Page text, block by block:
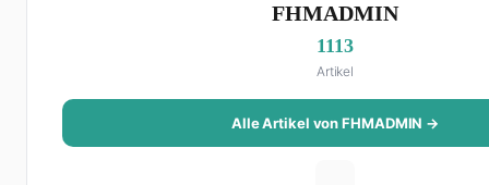
FHMADMIN
1113
Artikel
Alle Artikel von FHMADMIN →